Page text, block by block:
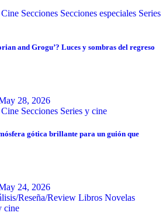
Cine Secciones Secciones especiales Series
and Grogu’? Luces y sombras del regreso
28, 2026
Cine Secciones Series y cine
gótica brillante para un guión que
24, 2026
Reseña/Review Libros Novelas
cine